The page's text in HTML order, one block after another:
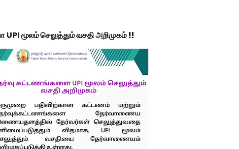
மூலம் செலுத்தும் வசதி அறிமுகம் !!